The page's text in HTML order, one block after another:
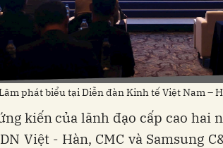
phát biểu tại Diễn đàn Kinh tế Việt Nam –
kiến của lãnh đạo cấp cao hai
Việt - Hàn, CMC và Samsung